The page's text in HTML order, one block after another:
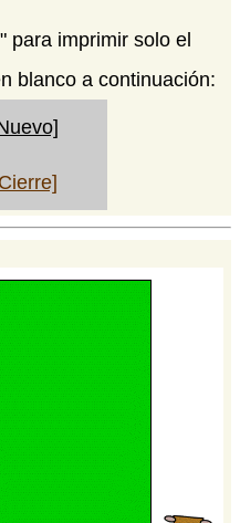
para imprimir solo el
blanco a continuación: